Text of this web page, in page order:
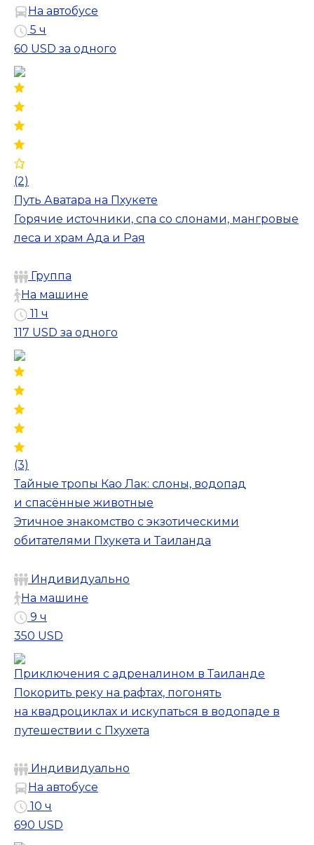
На автобусе
5 ч
60 USD за одного
(2)
Путь Аватара на Пхукете
Горячие источники, спа со слонами, мангровые
леса и храм Ада и Рая
Группа
На машине
11 ч
117 USD за одного
(3)
Тайные тропы Као Лак: слоны, водопад
и спасённые животные
Этичное знакомство с экзотическими
обитателями Пхукета и Таиланда
Индивидуально
На машине
9 ч
350 USD
Приключения с адреналином в Таиланде
Покорить реку на рафтах, погонять
на квадроциклах и искупаться в водопаде в
путешествии с Пхухета
Индивидуально
На автобусе
10 ч
690 USD